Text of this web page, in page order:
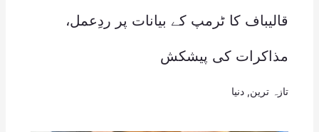
قالیباف کا ٹرمپ کے بیانات پر ردِعمل،
مذاکرات کی پیشکش
تازہ ترین دنیا